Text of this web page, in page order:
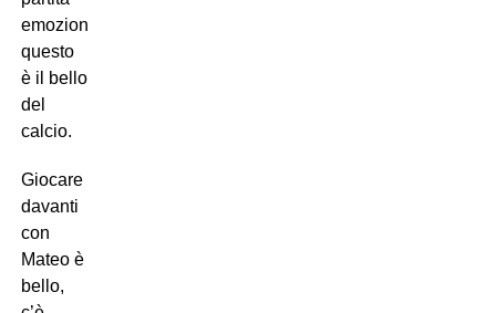
emozionante,
questo
è il bello
del
calcio.
Giocare
davanti
con
Mateo è
bello,